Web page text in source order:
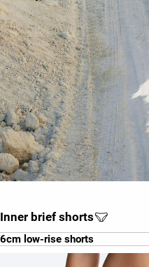
Inner brief shorts
6cm low-rise shorts